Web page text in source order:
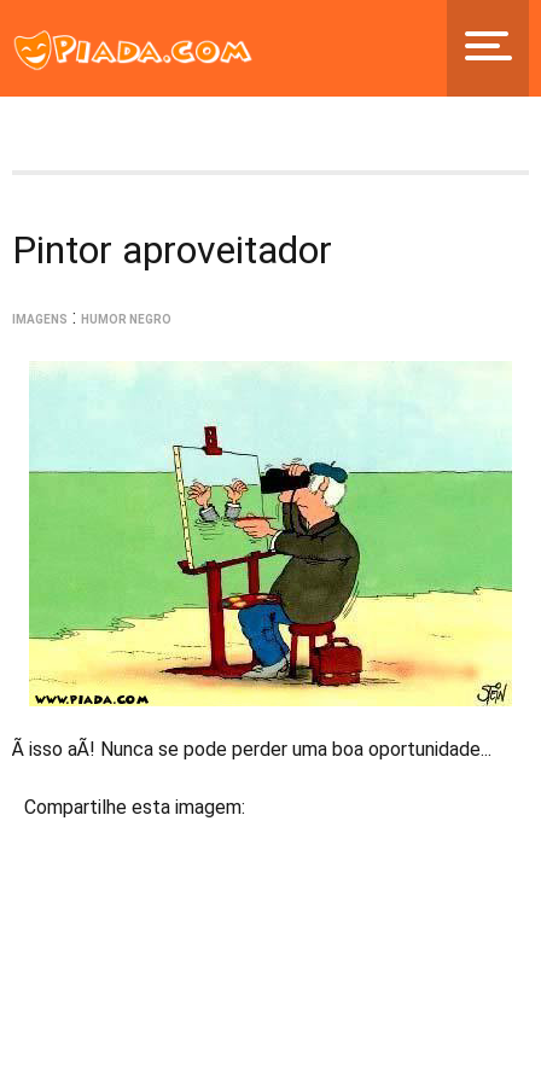
Pintor aproveitador
IMAGENS : HUMOR NEGRO
Ã isso aÃ­! Nunca se pode perder uma boa oportunidade...
Compartilhe esta imagem: